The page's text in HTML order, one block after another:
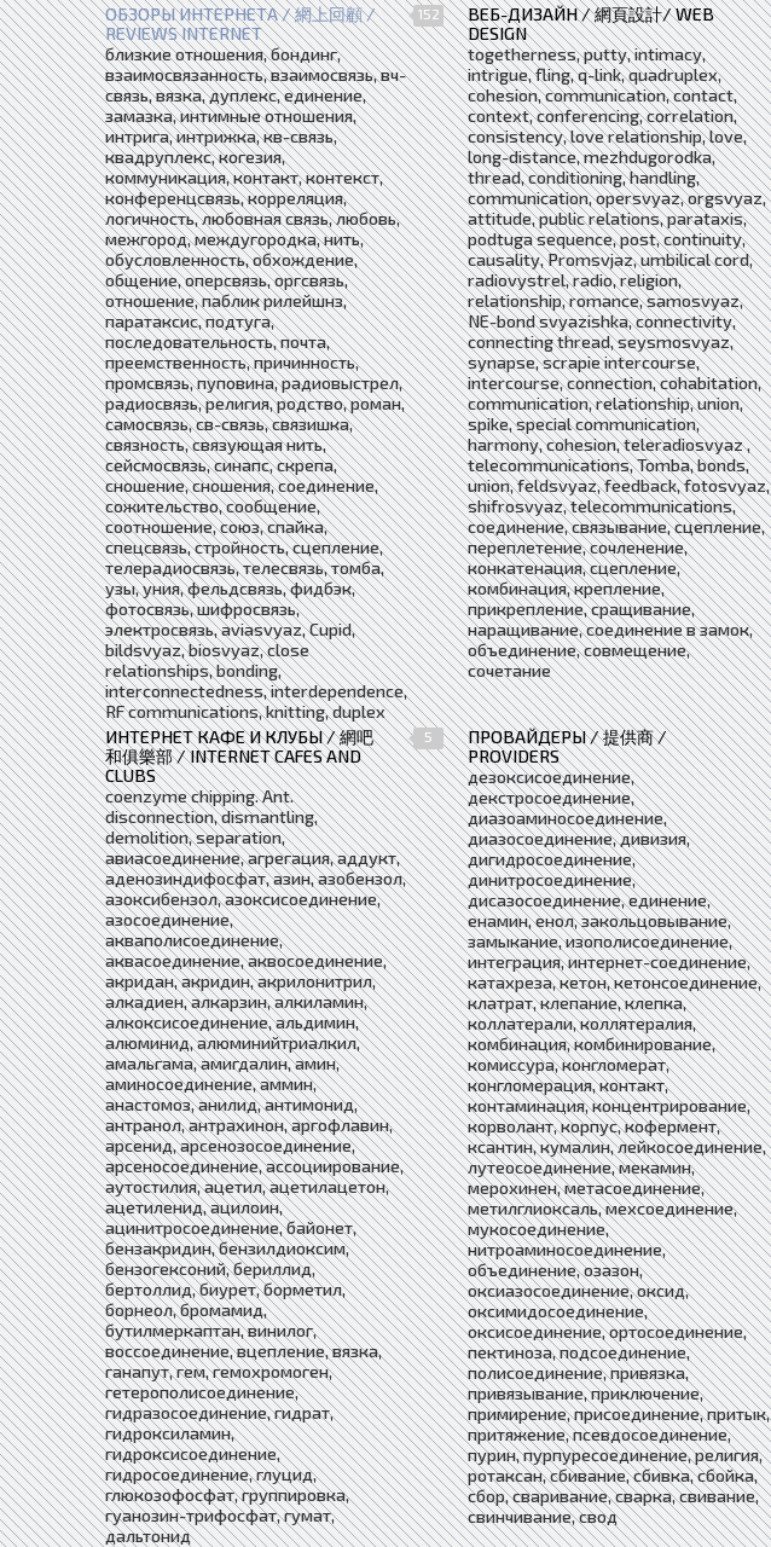
ОБЗОРЫ ИНТЕРНЕТА / 網上回顧 /
REVIEWS INTERNET
152
близкие отношения, бондинг,
взаимосвязанность, взаимосвязь, вч-
связь, вязка, дуплекс, единение,
замазка, интимные отношения,
интрига, интрижка, кв-связь,
квадруплекс, когезия,
коммуникация, контакт, контекст,
конференцсвязь, корреляция,
логичность, любовная связь, любовь,
межгород, междугородка, нить,
обусловленность, обхождение,
общение, оперсвязь, оргсвязь,
отношение, паблик рилейшнз,
паратаксис, подтуга,
последовательность, почта,
преемственность, причинность,
промсвязь, пуповина, радиовыстрел,
радиосвязь, религия, родство, роман,
самосвязь, св-связь, связишка,
связность, связующая нить,
сейсмосвязь, синапс, скрепа,
сношение, сношения, соединение,
сожительство, сообщение,
соотношение, союз, спайка,
спецсвязь, стройность, сцепление,
телерадиосвязь, телесвязь, томба,
узы, уния, фельдсвязь, фидбэк,
фотосвязь, шифросвязь,
электросвязь, aviasvyaz, Cupid,
bildsvyaz, biosvyaz, close
relationships, bonding,
interconnectedness, interdependence,
RF communications, knitting, duplex
ВЕБ-ДИЗАЙН / 網頁設計/ WEB
DESIGN
togetherness, putty, intimacy,
intrigue, fling, q-link, quadruplex,
cohesion, communication, contact,
context, conferencing, correlation,
consistency, love relationship, love,
long-distance, mezhdugorodka,
thread, conditioning, handling,
communication, opersvyaz, orgsvyaz,
attitude, public relations, parataxis,
podtuga sequence, post, continuity,
causality, Promsvjaz, umbilical cord,
radiovystrel, radio, religion,
relationship, romance, samosvyaz,
NE-bond svyazishka, connectivity,
connecting thread, seysmosvyaz,
synapse, scrapie intercourse,
intercourse, connection, cohabitation,
communication, relationship, union,
spike, special communication,
harmony, cohesion, teleradiosvyaz ,
telecommunications, Tomba, bonds,
union, feldsvyaz, feedback, fotosvyaz,
shifrosvyaz, telecommunications,
соединение, связывание, сцепление,
переплетение, сочленение,
конкатенация, сцепление,
комбинация, крепление,
прикрепление, сращивание,
наращивание, соединение в замок,
объединение, совмещение,
сочетание
ИНТЕРНЕТ КАФЕ И КЛУБЫ / 網吧
和俱樂部 / INTERNET CAFES AND
CLUBS
5
coenzyme chipping. Ant.
disconnection, dismantling,
demolition, separation,
авиасоединение, агрегация, аддукт,
аденозиндифосфат, азин, азобензол,
азоксибензол, азоксисоединение,
азосоединение,
акваполисоединение,
аквасоединение, аквосоединение,
акридан, акридин, акрилонитрил,
алкадиен, алкарзин, алкиламин,
алкоксисоединение, альдимин,
алюминид, алюминийтриалкил,
амальгама, амигдалин, амин,
аминосоединение, аммин,
анастомоз, анилид, антимонид,
антранол, антрахинон, аргофлавин,
арсенид, арсенозосоединение,
арсеносоединение, ассоциирование,
аутостилия, ацетил, ацетилацетон,
ацетиленид, ацилоин,
ацинитросоединение, байонет,
бензакридин, бензилдиоксим,
бензогексоний, бериллид,
бертоллид, биурет, борметил,
борнеол, бромамид,
бутилмеркаптан, винилог,
воссоединение, вцепление, вязка,
ганапут, гем, гемохромоген,
гетерополисоединение,
гидразосоединение, гидрат,
гидроксиламин,
гидроксисоединение,
гидросоединение, глуцид,
глюкозофосфат, группировка,
гуанозин-трифосфат, гумат,
дальтонид
ПРОВАЙДЕРЫ / 提供商 /
PROVIDERS
дезоксисоединение,
декстросоединение,
диазоаминосоединение,
диазосоединение, дивизия,
дигидросоединение,
динитросоединение,
дисазосоединение, единение,
енамин, енол, закольцовывание,
замыкание, изополисоединение,
интеграция, интернет-соединение,
катахреза, кетон, кетонсоединение,
клатрат, клепание, клепка,
коллатерали, коллятералия,
комбинация, комбинирование,
комиссура, конгломерат,
конгломерация, контакт,
контаминация, концентрирование,
корволант, корпус, кофермент,
ксантин, кумалин, лейкосоединение,
лутеосоединение, мекамин,
мерохинен, метасоединение,
метилглиоксаль, мехсоединение,
мукосоединение,
нитроаминосоединение,
объединение, озазон,
оксиазосоединение, оксид,
оксимидосоединение,
оксисоединение, ортосоединение,
пектиноза, подсоединение,
полисоединение, привязка,
привязывание, приключение,
примирение, присоединение, притык,
притяжение, псевдосоединение,
пурин, пурпуресоединение, религия,
ротаксан, сбивание, сбивка, сбойка,
сбор, сваривание, сварка, свивание,
свинчивание, свод